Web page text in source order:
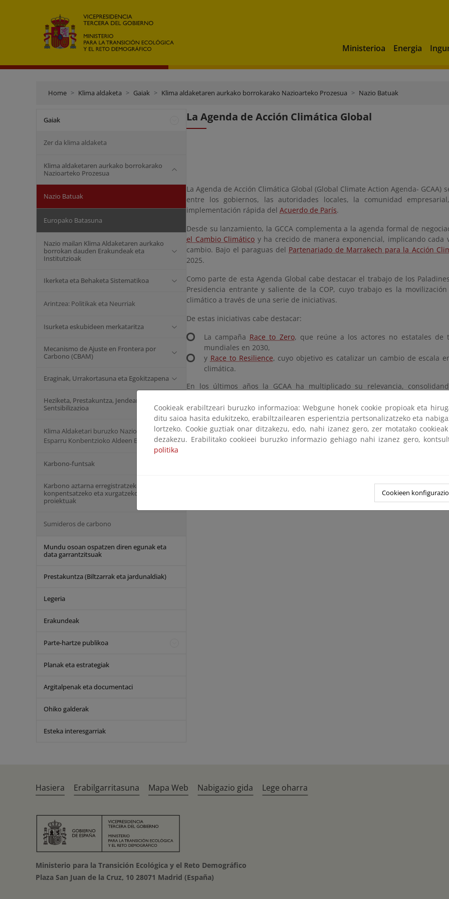
Ministerioa Energia
Home Klima aldaketa Gaiak Klima aldaketaren aurkako borrokarako Nazioarteko Prozesua Nazio Batuak
Gaiak
Zer da klima aldaketa
Klima aldaketaren aurkako borrokarako
Nazioarteko Prozesua
Nazio Batuak
Europako Batasuna
Nazio mailan Klima Aldaketaren aurkako
borrokan dauden Erakundeak eta
Institutzioak
Ikerketa eta Behaketa Sistematikoa
Arintzea: Politikak eta Neurriak
Isurketa eskubideen merkataritza
Mecanismo de Ajuste en Frontera por
Carbono (CBAM)
Eraginak, Urrakortasuna eta Egokitzapena
Heziketa, Prestakuntza, Jendearen
Sentsibilizazioa
Klima Aldaketari buruzko Nazio Batuen
Esparru Konbentzioko Aldeen Biltzarra
Karbono-funtsak
Karbono aztarna erregistratzeko,
konpentsatzeko eta xurgatzeko
proiektuak
Sumideros de carbono
Mundu osoan ospatzen diren egunak eta
data garrantzitsuak
Prestakuntza (Biltzarrak eta jardunaldiak)
Legeria
Erakundeak
Parte-hartze publikoa
Planak eta estrategiak
Argitalpenak eta documentaci
Ohiko galderak
Esteka interesgarriak
La Agenda de Acción Climática Global
La Agenda de Acción Climática Global (Global Climate Action Agenda-
entre los gobiernos, las autoridades locales, la comunidad
implementación rápida del Acuerdo de París.
Desde su lanzamiento, la GCCA complementa a la agenda formal de
el Cambio Climático y ha crecido de manera exponencial, implicando
cambio. Bajo el paraguas del Partenariado de Marrakech para la Acción
2025.
Como parte de esta Agenda Global cabe destacar el trabajo de los
Presidencia entrante y saliente de la COP, cuyo trabajo es la
climático a través de una serie de iniciativas.
De estas iniciativas cabe destacar:
La campaña Race to Zero, que reúne a los actores no estatales
mundiales en 2030,
y Race to Resilience, cuyo objetivo es catalizar un cambio de escala
climática.
En los últimos años la GCAA ha multiplicado su relevancia,
complementar los esfuerzos que están llevando a cabo los gobiernos y
aportando a la lucha contra el cambio climático con un rumbo claro:
Se ha puesto en marcha unportal específicoen donde se pueden consultar
Cookieak erabiltzeari buruzko informazioa: Webgune honek cookie propioak eta
ditu saioa hasita edukitzeko, erabiltzailearen esperientzia pertsonalizatzeko eta
lortzeko. Cookie guztiak onar ditzakezu, edo, nahi izanez gero, zer motatako
dezakezu. Erabilitako cookieei buruzko informazio gehiago nahi izanez gero,
politika
Cookieen
Hasiera Erabilgarritasuna Mapa Web Nabigazio gida Lege oharra
Ministerio para la Transición Ecológica y el Reto Demográfico
Plaza San Juan de la Cruz, 10 28071 Madrid (España)